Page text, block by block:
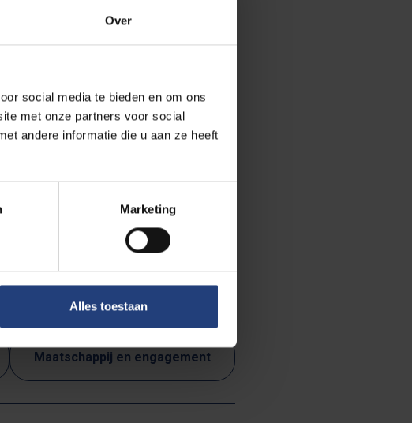
Over
social media te bieden en om ons
met onze partners voor social
andere informatie die u aan ze heeft
Marketing
Alles toestaan
Maatschappij en engagement